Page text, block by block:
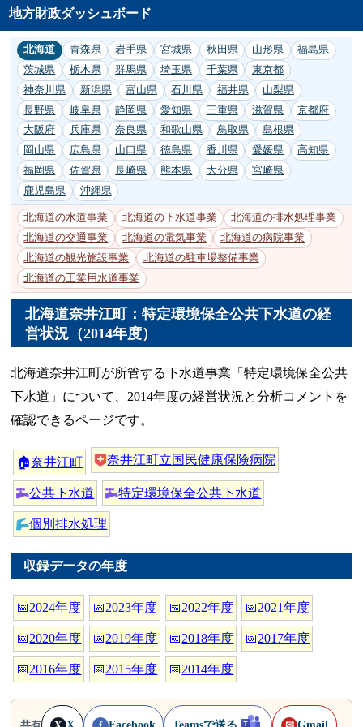
地方財政ダッシュボード
北海道 青森県 岩手県 宮城県 秋田県 山形県
福島県
茨城県
栃木県 群馬県 埼玉県 千葉県
東京都
神奈川県
新潟県 富山県 石川県 福井県
山梨県
長野県
岐阜県 静岡県 愛知県 三重県 滋賀県
京都府
大阪府
兵庫県 奈良県 和歌山県 鳥取県
島根県
岡山県
広島県 山口県 徳島県 香川県 愛媛県
高知県
福岡県
佐賀県 長崎県 熊本県 大分県
宮崎県
鹿児島県
沖縄県
北海道の水道事業 北海道の下水道事業
北海道の排水処理事業
北海道の交通事業
北海道の電気事業
北海道の病院事業
北海道の観光施設事業
北海道の駐車場整備事業
北海道の工業用水道事業
北海道奈井江町：特定環境保全公共下水道の経
営状況（2014年度）
北海道奈井江町が所管する下水道事業「特定環境保全公共
下水道」について、2014年度の経営状況と分析コメントを
確認できるページです。
🏠奈井江町 奈井江町立国民健康保険病院
公共下水道 特定環境保全公共下水道
個別排水処理
収録データの年度
📅2024年度 📅2023年度 📅2022年度 📅2021年度
📅2020年度 📅2019年度 📅2018年度 📅2017年度
📅2016年度 📅2015年度 📅2014年度